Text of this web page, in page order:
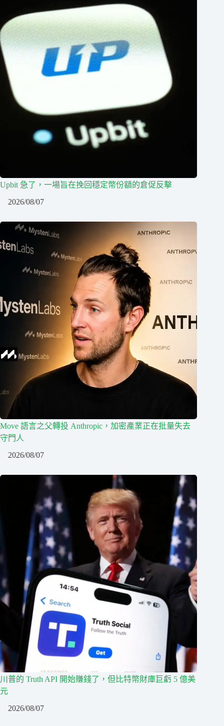
Upbit 急了，一場旨在挽回穩定幣份額的倉促反擊
2026/08/07
Move 語言之父轉投 Anthropic，加密產業正在批量失去
守門人
2026/08/07
川普的 Truth API 開始賺錢了，但比特幣財庫巨虧 5 億美
元
2026/08/07